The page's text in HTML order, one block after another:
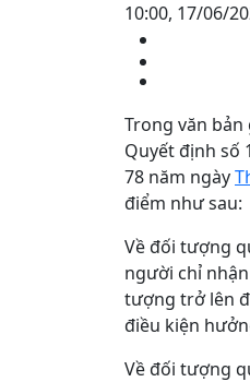
10:00, 17/06/
Trong văn
Quyết định số
78 năm ngày
điểm như sau:
Về đối tượng
người chỉ
tượng trở lên
điều kiện
Về đối tượng